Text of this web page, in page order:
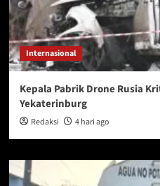
Internasional
Kepala Pabrik Drone Rusia
Yekaterinburg
Redaksi 4 hari ago